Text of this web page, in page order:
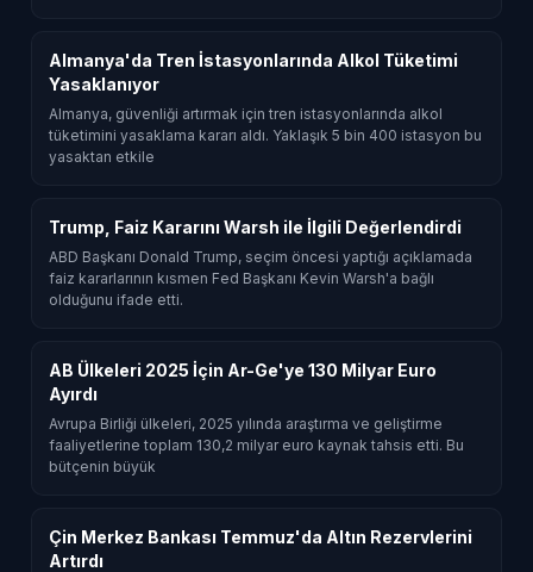
Almanya'da Tren İstasyonlarında Alkol Tüketimi
Yasaklanıyor
Almanya, güvenliği artırmak için tren istasyonlarında alkol
tüketimini yasaklama kararı aldı. Yaklaşık 5 bin 400 istasyon bu
yasaktan etkile
Trump, Faiz Kararını Warsh ile İlgili Değerlendirdi
ABD Başkanı Donald Trump, seçim öncesi yaptığı açıklamada
faiz kararlarının kısmen Fed Başkanı Kevin Warsh'a bağlı
olduğunu ifade etti.
AB Ülkeleri 2025 İçin Ar-Ge'ye 130 Milyar Euro
Ayırdı
Avrupa Birliği ülkeleri, 2025 yılında araştırma ve geliştirme
faaliyetlerine toplam 130,2 milyar euro kaynak tahsis etti. Bu
bütçenin büyük
Çin Merkez Bankası Temmuz'da Altın Rezervlerini
Artırdı